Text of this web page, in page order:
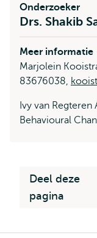
Onderzoeker
Drs. Shakib
Meer informatie
Marjolein
83676038,
Ivy van
Behavioural
Deel deze
pagina